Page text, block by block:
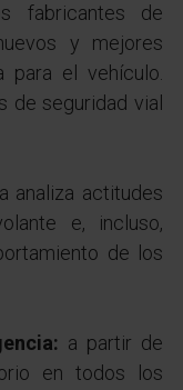
fabricantes de
y mejores
para el vehículo.
de seguridad vial
analiza actitudes
e, incluso,
de los
a partir de
en todos los